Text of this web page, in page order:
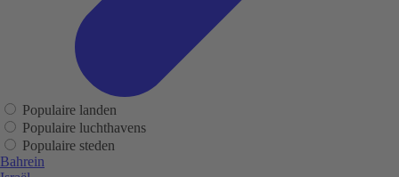
Populaire landen
Populaire luchthavens
Populaire steden
Bahrein